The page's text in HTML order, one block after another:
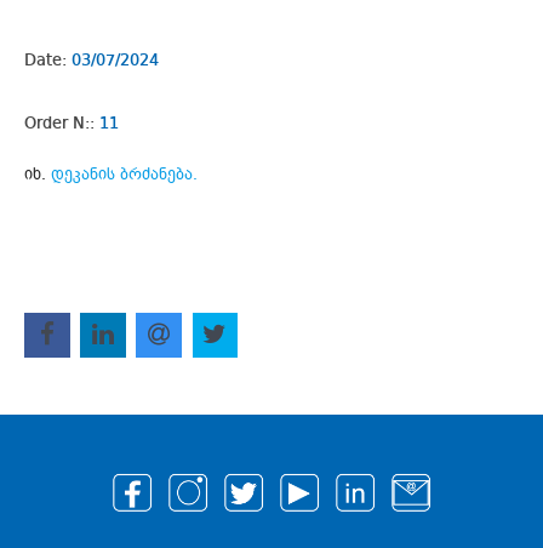
Date: 03/07/2024
Order N:: 11
იხ. დეკანის ბრძანება.